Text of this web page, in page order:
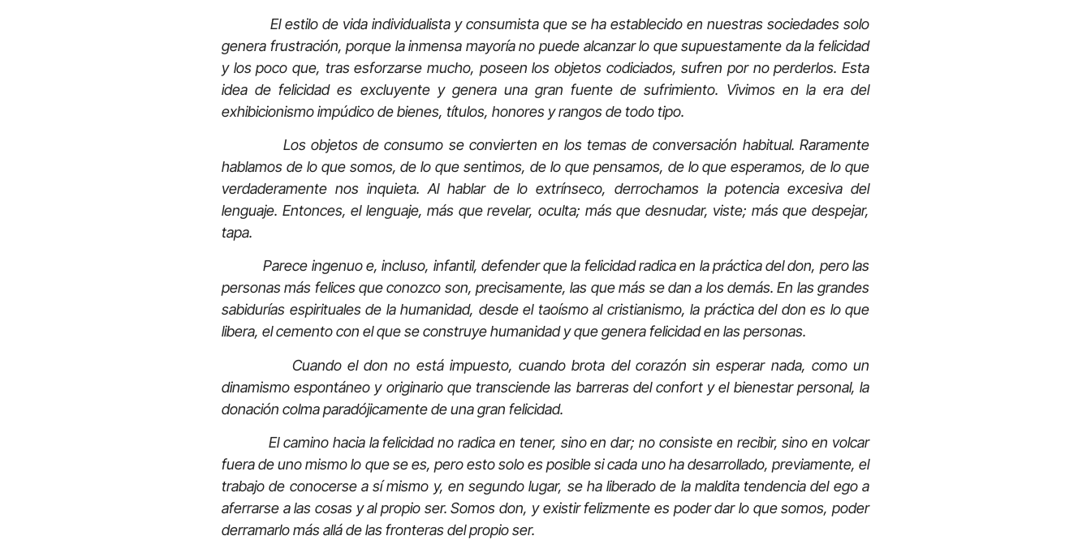
El estilo de vida individualista y consumista que se ha establecido en nuestras sociedades solo
genera frustración, porque la inmensa mayoría no puede alcanzar lo que supuestamente da la felicidad
y los poco que, tras esforzarse mucho, poseen los objetos codiciados, sufren por no perderlos. Esta
idea de felicidad es excluyente y genera una gran fuente de sufrimiento. Vivimos en la era del
exhibicionismo impúdico de bienes, títulos, honores y rangos de todo tipo.
Los objetos de consumo se convierten en los temas de conversación habitual. Raramente
hablamos de lo que somos, de lo que sentimos, de lo que pensamos, de lo que esperamos, de lo que
verdaderamente nos inquieta. Al hablar de lo extrínseco, derrochamos la potencia excesiva del
lenguaje. Entonces, el lenguaje, más que revelar, oculta; más que desnudar, viste; más que despejar,
tapa.
Parece ingenuo e, incluso, infantil, defender que la felicidad radica en la práctica del don, pero las
personas más felices que conozco son, precisamente, las que más se dan a los demás. En las grandes
sabidurías espirituales de la humanidad, desde el taoísmo al cristianismo, la práctica del don es lo que
libera, el cemento con el que se construye humanidad y que genera felicidad en las personas.
Cuando el don no está impuesto, cuando brota del corazón sin esperar nada, como un
dinamismo espontáneo y originario que transciende las barreras del confort y el bienestar personal, la
donación colma paradójicamente de una gran felicidad.
El camino hacia la felicidad no radica en tener, sino en dar; no consiste en recibir, sino en volcar
fuera de uno mismo lo que se es, pero esto solo es posible si cada uno ha desarrollado, previamente, el
trabajo de conocerse a sí mismo y, en segundo lugar, se ha liberado de la maldita tendencia del ego a
aferrarse a las cosas y al propio ser. Somos don, y existir felizmente es poder dar lo que somos, poder
derramarlo más allá de las fronteras del propio ser.